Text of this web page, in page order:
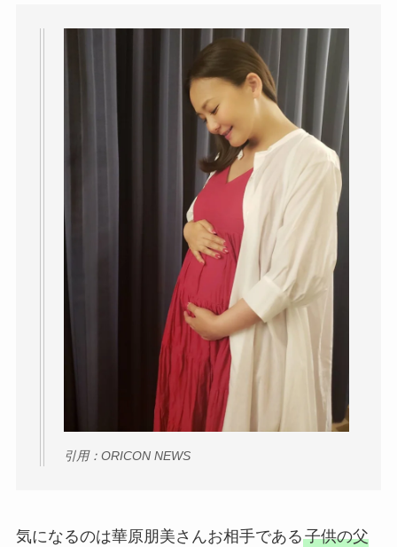
引用：ORICON NEWS
気になるのは華原朋美さんお相手である子供の父